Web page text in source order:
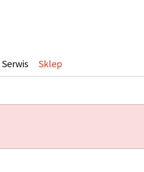
Serwis Sklep